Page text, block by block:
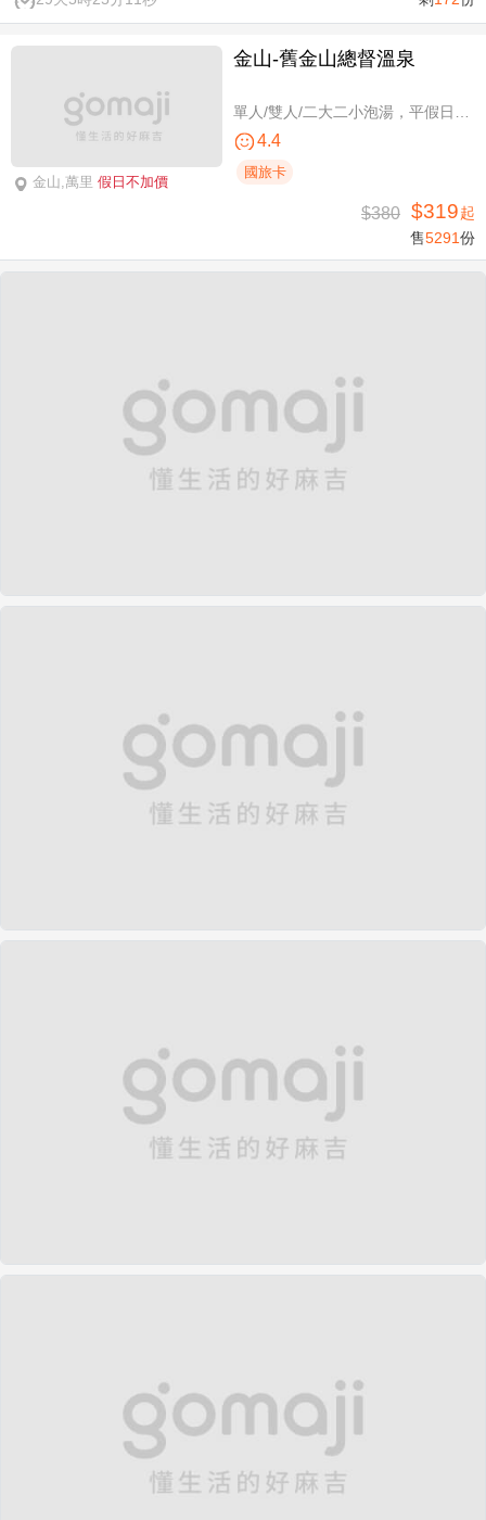
金山,萬里 假日不加價
金山-舊金山總督溫泉
4.4
國旅卡
$380 $319起
售5291份